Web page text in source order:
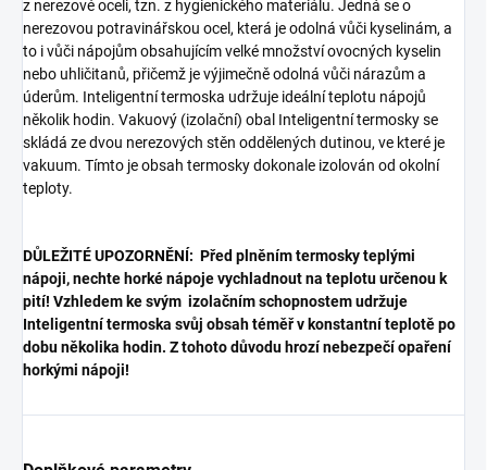
z nerezové oceli, tzn. z hygienického materiálu. Jedná se o
nerezovou potravinářskou ocel, která je odolná vůči kyselinám, a
to i vůči nápojům obsahujícím velké množství ovocných kyselin
nebo uhličitanů, přičemž je výjimečně odolná vůči nárazům a
úderům. Inteligentní termoska udržuje ideální teplotu nápojů
několik hodin. Vakuový (izolační) obal Inteligentní termosky se
skládá ze dvou nerezových stěn oddělených dutinou, ve které je
vakuum. Tímto je obsah termosky dokonale izolován od okolní
teploty.
DŮLEŽITÉ UPOZORNĚNÍ: Před plněním termosky teplými
nápoji, nechte horké nápoje vychladnout na teplotu určenou k
pití! Vzhledem ke svým izolačním schopnostem udržuje
Inteligentní termoska svůj obsah téměř v konstantní teplotě po
dobu několika hodin. Z tohoto důvodu hrozí nebezpečí opaření
horkými nápoji!